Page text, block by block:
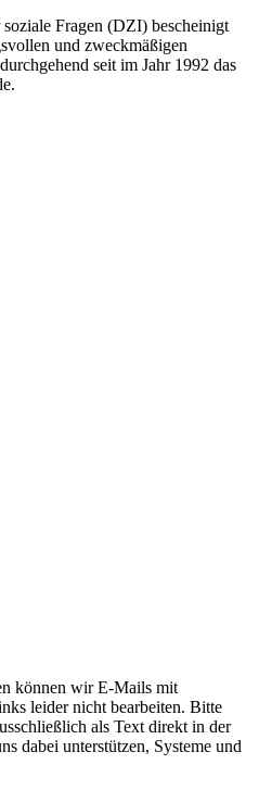
Fragen (DZI) bescheinigt
und zweckmäßigen
seit im Jahr 1992 das
können wir E-Mails mit
leider nicht bearbeiten. Bitte
als Text direkt in der
dabei unterstützen, Systeme und